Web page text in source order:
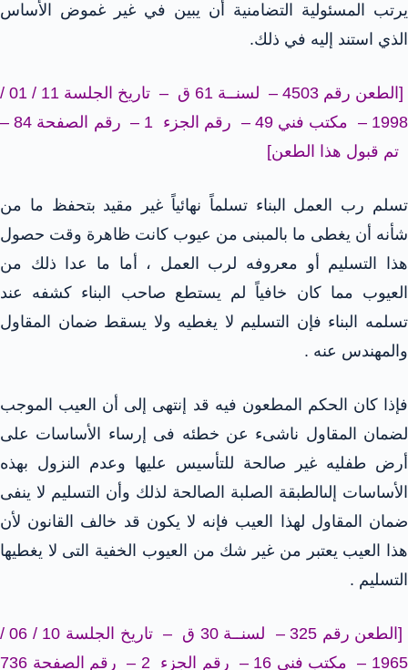
يرتب المسئولية التضامنية أن يبين في غير غموض الأساس
الذي استند إليه في ذلك.
[الطعن رقم 4503 – لسنــة 61 ق – تاريخ الجلسة 11 / 01 /
1998 – مكتب فني 49 – رقم الجزء 1 – رقم الصفحة 84 –
تم قبول هذا الطعن]
تسلم رب العمل البناء تسلماً نهائياً غير مقيد بتحفظ ما من
شأنه أن يغطى ما بالمبنى من عيوب كانت ظاهرة وقت حصول
هذا التسليم أو معروفه لرب العمل ، أما ما عدا ذلك من
العيوب مما كان خافياً لم يستطع صاحب البناء كشفه عند
تسلمه البناء فإن التسليم لا يغطيه ولا يسقط ضمان المقاول
والمهندس عنه .
فإذا كان الحكم المطعون فيه قد إنتهى إلى أن العيب الموجب
لضمان المقاول ناشىء عن خطئه فى إرساء الأساسات على
أرض طفليه غير صالحة للتأسيس عليها وعدم النزول بهذه
الأساسات إلىالطبقة الصلبة الصالحة لذلك وأن التسليم لا ينفى
ضمان المقاول لهذا العيب فإنه لا يكون قد خالف القانون لأن
هذا العيب يعتبر من غير شك من العيوب الخفية التى لا يغطيها
التسليم .
[الطعن رقم 325 – لسنــة 30 ق – تاريخ الجلسة 10 / 06 /
1965 – مكتب فني 16 – رقم الجزء 2 – رقم الصفحة 736